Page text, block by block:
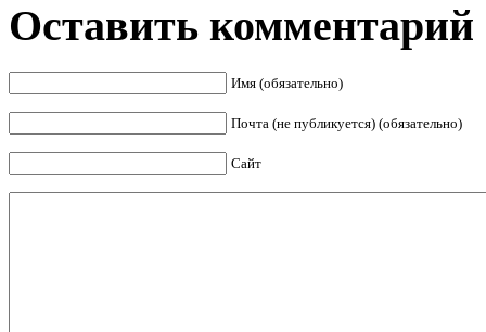
Оставить комментарий
Имя (обязательно)
Почта (не публикуется) (обязательно)
Сайт